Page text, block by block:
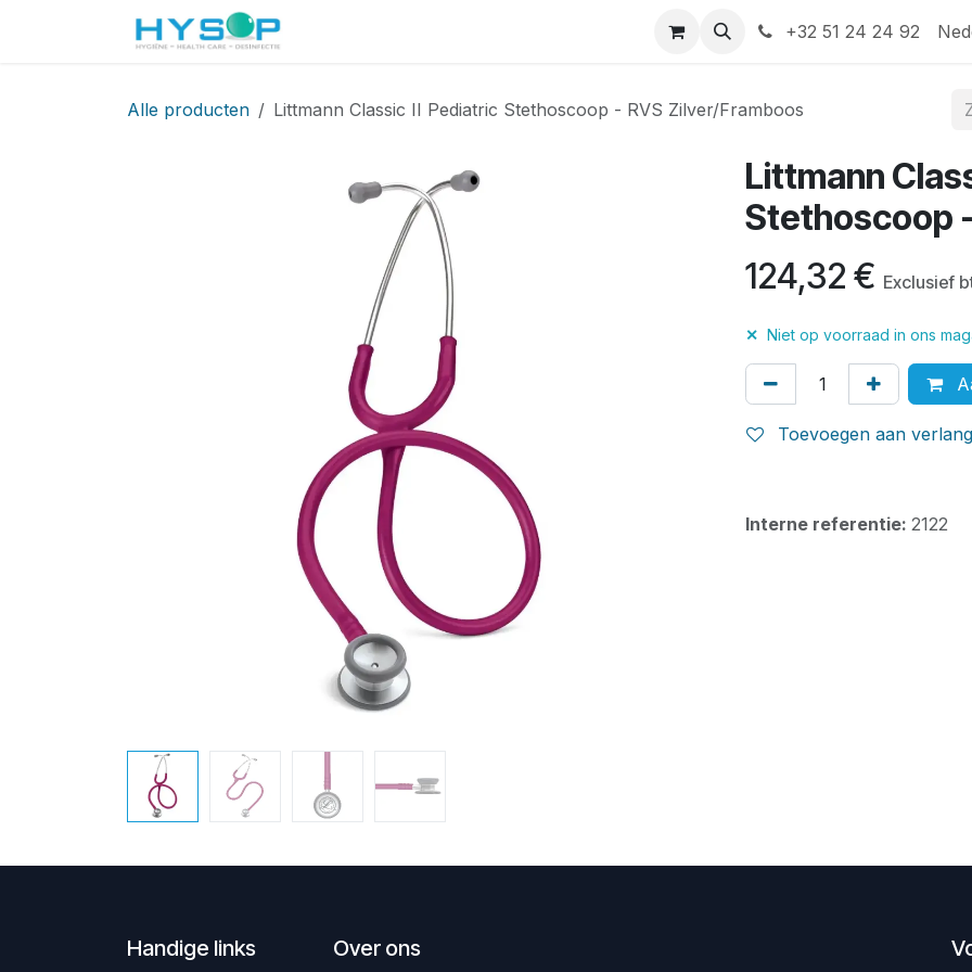
+32 51 24 24 92
Alle producten Littmann Classic II Pediatric Stethoscoop - RVS Zilver/Framboos
Littmann
Stethoscoop
124,32 € Exclusief
✕ Niet op voorraad in ons
Toevoegen aan
Interne referentie: 2122
Handige links Over ons